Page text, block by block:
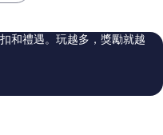
評
論
和禮遇。玩越多，獎勵就越